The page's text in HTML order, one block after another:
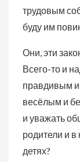
трудовым
буду им
Они, эти
Всего-то и
правдивым
весёлым и
и уважать
родители и в
детях?